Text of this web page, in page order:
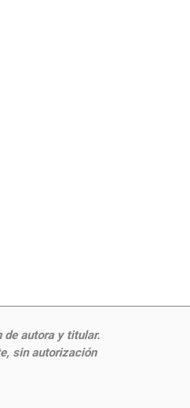
de autora y titular.
sin autorización